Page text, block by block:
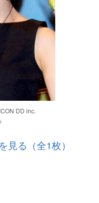
DD inc.
見る（全1枚）